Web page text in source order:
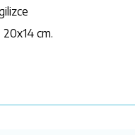
20x14 cm.